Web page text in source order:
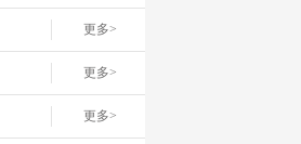
更多>
更多>
更多>